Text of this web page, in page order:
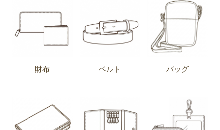
財布 ベルト バッグ